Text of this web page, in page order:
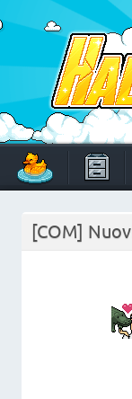
to
content
Un viaggio di pixel!
[COM]